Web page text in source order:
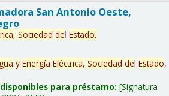
San Antonio Oeste,
Sociedad del Estado.
y Energía Eléctrica, Sociedad del Estado,
para préstamo: Signatura